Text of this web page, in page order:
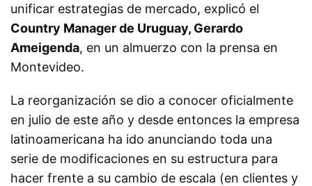
unificar estrategias de mercado, explicó el
Country Manager de Uruguay, Gerardo
Ameigenda, en un almuerzo con la prensa en
Montevideo.
La reorganización se dio a conocer oficialmente
en julio de este año y desde entonces la empresa
latinoamericana ha ido anunciando toda una
serie de modificaciones en su estructura para
hacer frente a su cambio de escala (en clientes y